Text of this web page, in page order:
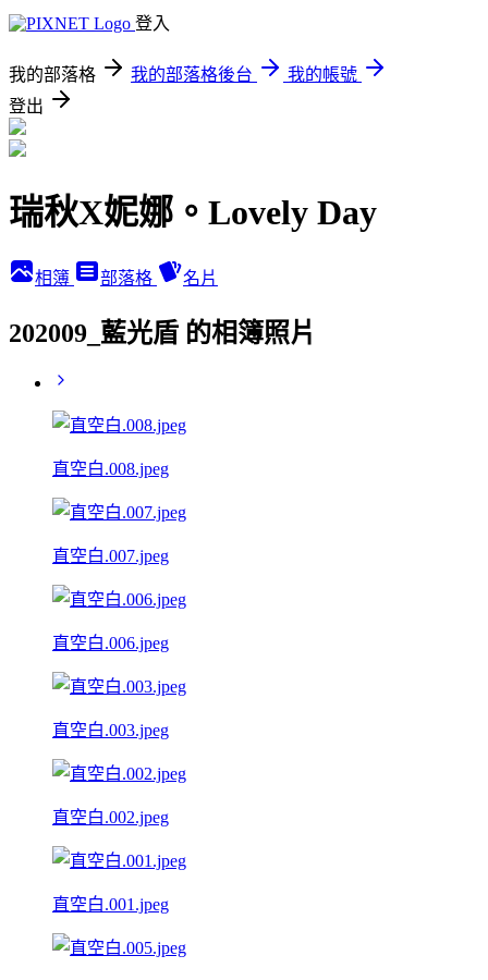
登入
我的部落格 我的部落格後台
我的帳號
登出
瑞秋X妮娜。Lovely Day
相簿 部落格 名片
202009_藍光盾 的相簿照片
直空白.008.jpeg
直空白.007.jpeg
直空白.006.jpeg
直空白.003.jpeg
直空白.002.jpeg
直空白.001.jpeg